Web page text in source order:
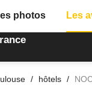
hôtels
photos Les